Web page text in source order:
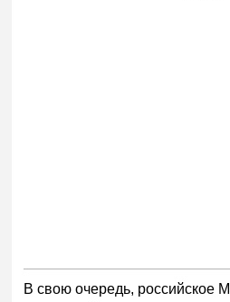
В свою очередь, российское